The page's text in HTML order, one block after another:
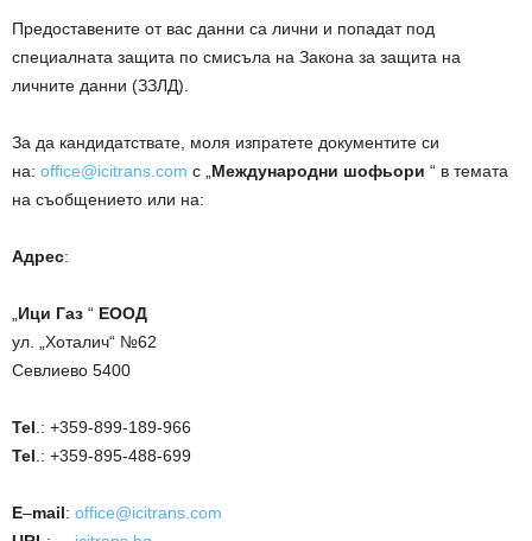
Предоставените от вас данни са лични и попадат под
специалната защита по смисъла на Закона за защита на
личните данни (ЗЗЛД).
За да кандидатствате, моля изпратете документите си
на: office@icitrans.com с „ Международни шофьори “ в темата
на съобщението или на:
Адрес:
Ици Газ “ ЕООД
ул. „Хоталич“ №62
Севлиево 5400
Tel .: +359-899-189-966
Tel .: +359-895-488-699
E–mail: office@icitrans.com